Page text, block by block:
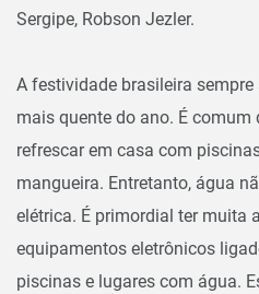
Sergipe, Robson Jezler.
A festividade brasileira
mais quente do ano. É
refrescar em casa com
mangueira. Entretanto, água
elétrica. É primordial ter muita
equipamentos eletrônicos
piscinas e lugares com água.